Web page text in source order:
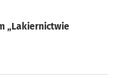
„Lakiernictwie